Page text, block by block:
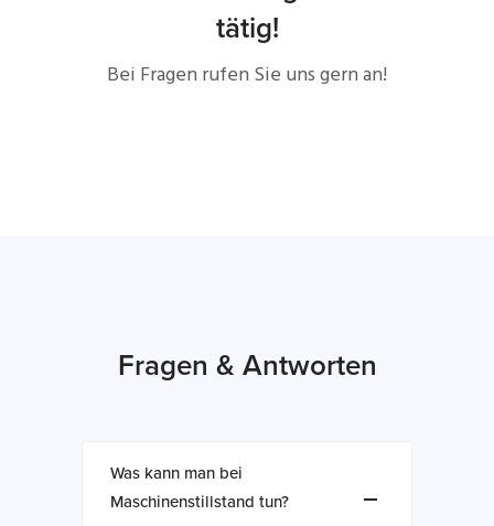
tätig!
Bei Fragen rufen Sie uns gern an!
Fragen & Antworten
Was kann man bei
Maschinenstillstand tun?